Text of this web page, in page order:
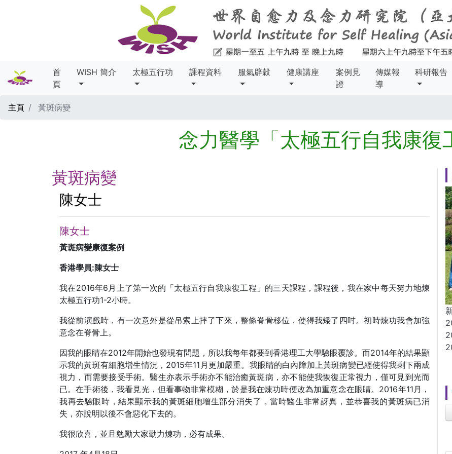
首
頁
WISH 簡介 太極五行功 課程資料 服氣辟穀 健康講座
案例見
證
傳媒報
導
科研報告
主頁 黃斑病變
念力醫學「太極五行自我康復
黃斑病變
陳女士
陳女士
黃斑病變康復案例
香港學員:陳女士
我在2016年6月上了第一次的「太極五行自我康復工程」的三天課程，課程後，我在家中每天努力地煉
太極五行功1-2小時。
我從前演戲時，有一次意外是從吊索上摔了下來，整條脊骨移位，使得我矮了四吋。初時煉功我會加強
意念在脊骨上。
因我的眼睛在2012年開始也發現有問題，所以我每年都要到香港理工大學驗眼覆診。而2014年的結果顯
示我的黃斑有細胞增生情況，2015年11月更加嚴重。我眼睛的白內障加上黃斑病變已經使得我剩下兩成
視力，而需要接受手術。醫生亦表示手術亦不能治癒黃斑病，亦不能使我恢復正常視力，僅可見到光而
已。在手術後，我看見光，但看事物非常模糊，於是我在煉功時便改為加重意念在眼睛。2016年11月，
我再去驗眼時，結果顯示我的黃斑細胞增生部分消失了，當時醫生非常訝異，並恭喜我的黃斑病已消
失，亦說明以後不會惡化下去的。
我很欣喜，並且勉勵大家勤力煉功，必有成果。